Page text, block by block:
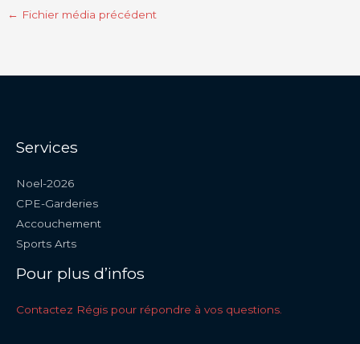
← Fichier média précédent
Services
Noel-2026
CPE-Garderies
Accouchement
Sports Arts
Pour plus d’infos
Contactez Régis pour répondre à vos questions.